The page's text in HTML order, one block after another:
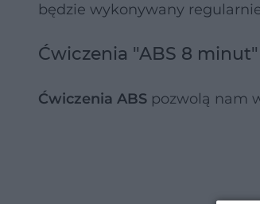
będzie wykonywany
Ćwiczenia "ABS 8
Ćwiczenia ABS pozwolą nam